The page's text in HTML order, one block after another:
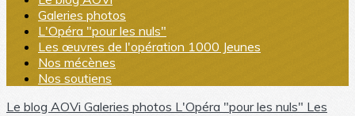
Galeries photos
L'Opéra "pour les nuls"
Les œuvres de l'opération 1000 Jeunes
Nos mécènes
Nos soutiens
Le blog AOVi Galeries photos L'Opéra "pour les nuls" Les